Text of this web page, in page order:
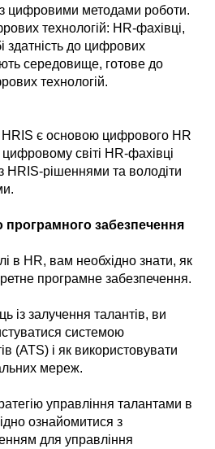
цифровими методами роботи.
технологій: HR-фахівці,
здатність до цифрових
середовище, готове до
технологій.
є основою цифрового HR
світі HR-фахівці
HRIS-рішеннями та володіти
програмного забезпечення
в HR, вам необхідно знати, як
програмне забезпечення.
із залучення талантів, ви
системою
(ATS) і як використовувати
мереж.
управління талантами в
ознайомитися з
для управління